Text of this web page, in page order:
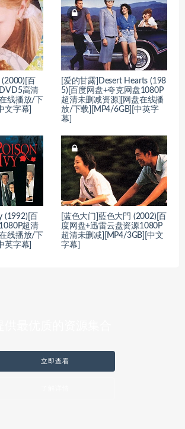
(2000)[百
高清
线播放/下
文字幕]
[爱的甘露]Desert Hearts (198
5)[百度网盘+夸克网盘1080P
超清未删减资源][网盘在线播
放/下载][MP4/6GB][中英字
幕]
(1992)[百
超清
线播放/下
英字幕]
[蓝色大门]藍色大門 (2002)[百
度网盘+迅雷云盘资源1080P
超清未删减][MP4/3GB][中文
字幕]
立即查看